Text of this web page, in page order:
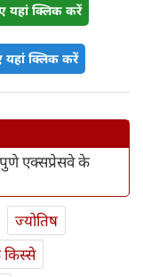
यहां क्लिक करें
यहां क्लिक करें
पुणे एक्सप्रेसवे के
ज्योतिष
किस्से